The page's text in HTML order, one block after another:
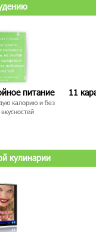
питание
калорию и без
11
кулинарии